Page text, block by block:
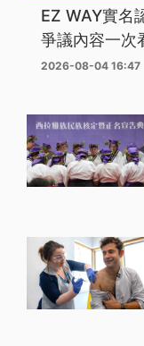
EZ WAY實名
爭議內容一次
2026-08-04 16:47